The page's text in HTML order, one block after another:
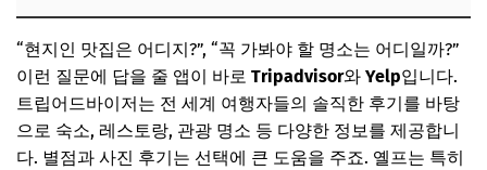
“현지인 맛집은 어디지?”, “꼭 가봐야 할 명소는 어디일까?”
이런 질문에 답을 줄 앱이 바로 Tripadvisor와 Yelp입니다.
트립어드바이저는 전 세계 여행자들의 솔직한 후기를 바탕
으로 숙소, 레스토랑, 관광 명소 등 다양한 정보를 제공합니
다. 별점과 사진 후기는 선택에 큰 도움을 주죠. 옐프는 특히